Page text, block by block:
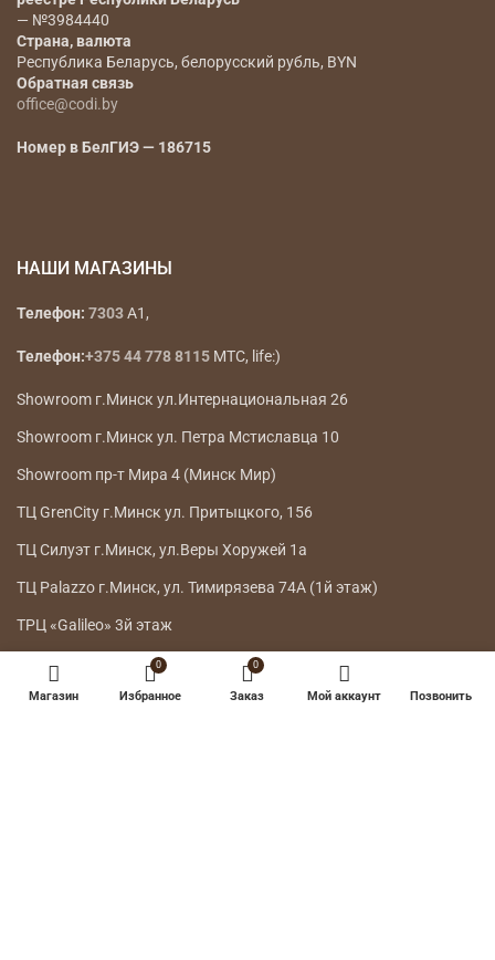
— №3984440
Страна, валюта
Республика Беларусь, белорусский рубль, BYN
Обратная связь
office@codi.by
Номер в БелГИЭ — 186715
НАШИ МАГАЗИНЫ
Телефон: 7303A1,
Телефон:+375 44 778 8115 МТС, life:)
Showroom г.Минск ул.Интернациональная 26
Showroom г.Минск ул. Петра Мстиславца 10
Showroom пр-т Мира 4 (Минск Мир)
ТЦ GrenCity г.Минск ул. Притыцкого, 156
ТЦ Силуэт г.Минск, ул.Веры Хоружей 1а
ТЦ Palazzo г.Минск, ул. Тимирязева 74А (1й этаж)
ТРЦ «Galileo» 3й этаж
ГЛАВНОЕ МЕНЮ
Магазин
0
Избранное
0
Заказ Мой аккаунт Позвонить